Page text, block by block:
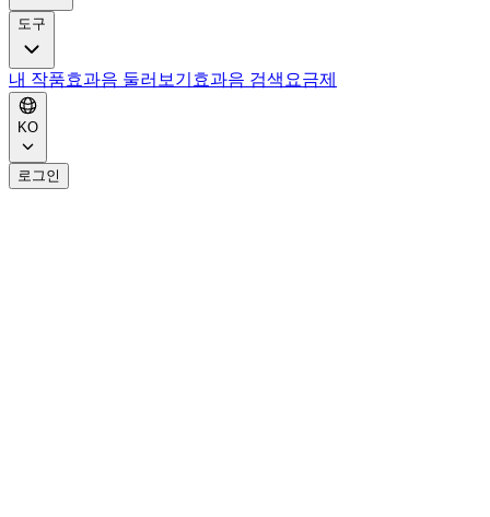
도구
내 작품효과음 둘러보기 효과음 검색 요금제
KO
로그인